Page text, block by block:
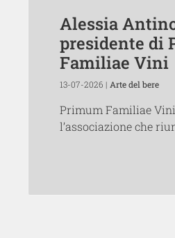
Alessia
presidente di
Familiae Vini
13-07-2026 | Arte del bere
Primum Familiae Vini
l’associazione che